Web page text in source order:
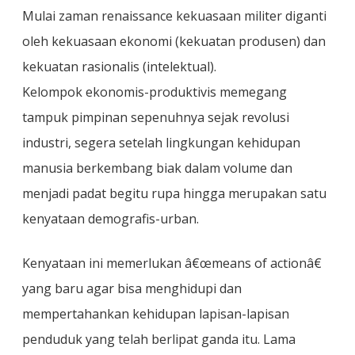
Mulai zaman renaissance kekuasaan militer diganti
oleh kekuasaan ekonomi (kekuatan produsen) dan
kekuatan rasionalis (intelektual).
Kelompok ekonomis-produktivis memegang
tampuk pimpinan sepenuhnya sejak revolusi
industri, segera setelah lingkungan kehidupan
manusia berkembang biak dalam volume dan
menjadi padat begitu rupa hingga merupakan satu
kenyataan demografis-urban.
Kenyataan ini memerlukan â€œmeans of actionâ€
yang baru agar bisa menghidupi dan
mempertahankan kehidupan lapisan-lapisan
penduduk yang telah berlipat ganda itu. Lama